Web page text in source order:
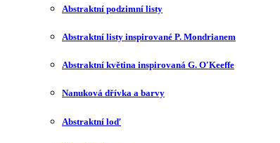
Abstraktní podzimní listy
Abstraktní listy inspirované P. Mondrianem
Abstraktní květina inspirovaná G. O′Keeffe
Nanuková dřívka a barvy
Abstraktní loď